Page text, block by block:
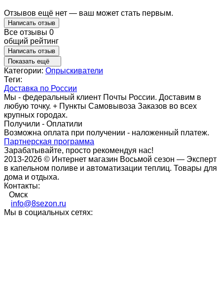
Отзывов ещё нет — ваш может стать первым.
Написать отзыв
Все отзывы 0
общий рейтинг
Написать отзыв
Показать ещё
Категории: Опрыскиватели
Теги:
Доставка по России
Мы - федеральный клиент Почты России. Доставим в
любую точку. + Пункты Самовывоза Заказов во всех
крупных городах.
Получили - Оплатили
Возможна оплата при получении - наложенный платеж.
Партнерская программа
Зарабатывайте, просто рекомендуя нас!
2013-2026 © Интернет магазин Восьмой сезон — Эксперт
в капельном поливе и автоматизации теплиц. Товары для
дома и отдыха.
Контакты:
Омск
info@8sezon.ru
Мы в социальных сетях: